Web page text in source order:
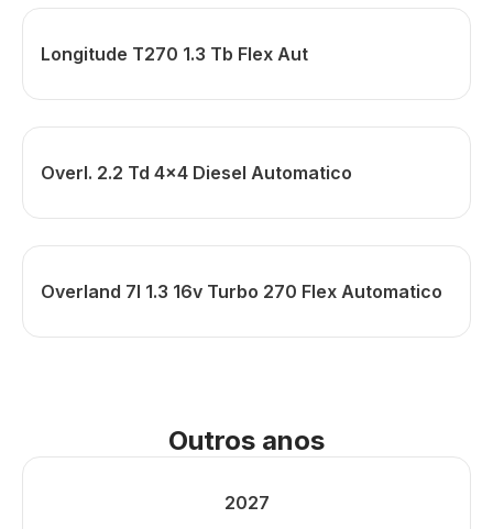
Longitude T270 1.3 Tb Flex Aut
Overl. 2.2 Td 4x4 Diesel Automatico
Overland 7l 1.3 16v Turbo 270 Flex Automatico
Outros anos
2027